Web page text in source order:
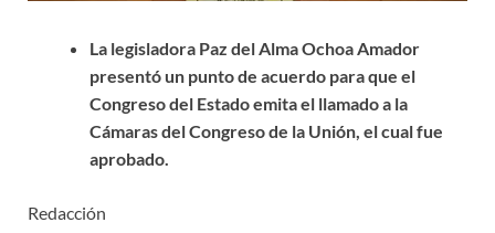
La legisladora Paz del Alma Ochoa Amador
presentó un punto de acuerdo para que el
Congreso del Estado emita el llamado a la
Cámaras del Congreso de la Unión, el cual fue
aprobado.
Redacción